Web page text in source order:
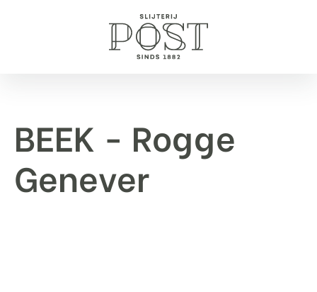
BEEK - Rogge
Genever